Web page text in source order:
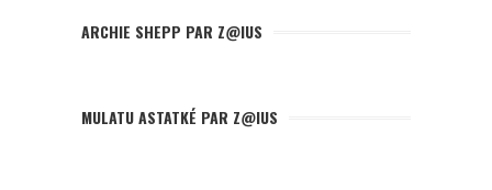
ARCHIE SHEPP PAR Z@IUS
MULATU ASTATKÉ PAR Z@IUS